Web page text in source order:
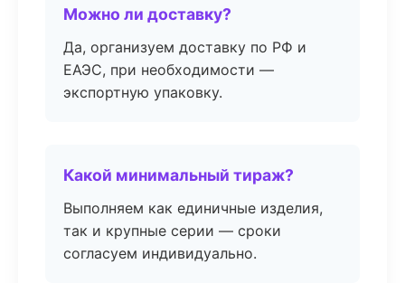
Можно ли доставку?
Да, организуем доставку по РФ и
ЕАЭС, при необходимости —
экспортную упаковку.
Какой минимальный тираж?
Выполняем как единичные изделия,
так и крупные серии — сроки
согласуем индивидуально.